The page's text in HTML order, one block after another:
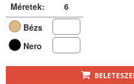
Méretek:
6
Bézs
Nero